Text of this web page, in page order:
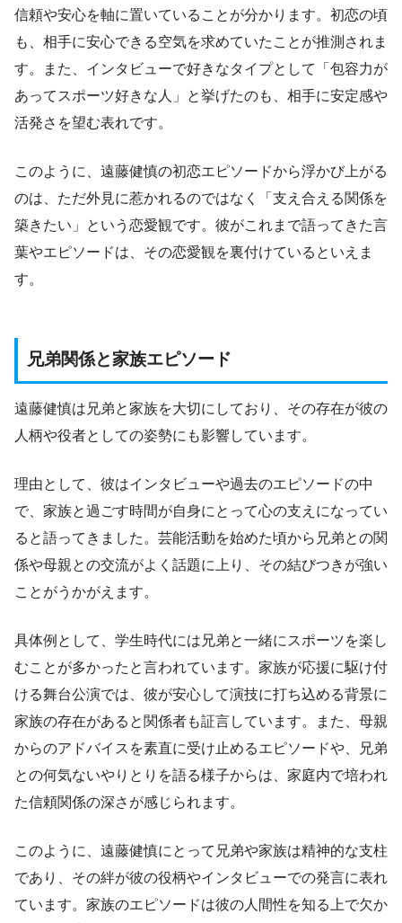
信頼や安心を軸に置いていることが分かります。初恋の頃
も、相手に安心できる空気を求めていたことが推測されま
す。また、インタビューで好きなタイプとして「包容力が
あってスポーツ好きな人」と挙げたのも、相手に安定感や
活発さを望む表れです。
このように、遠藤健慎の初恋エピソードから浮かび上がる
のは、ただ外見に惹かれるのではなく「支え合える関係を
築きたい」という恋愛観です。彼がこれまで語ってきた言
葉やエピソードは、その恋愛観を裏付けているといえま
す。
兄弟関係と家族エピソード
遠藤健慎は兄弟と家族を大切にしており、その存在が彼の
人柄や役者としての姿勢にも影響しています。
理由として、彼はインタビューや過去のエピソードの中
で、家族と過ごす時間が自身にとって心の支えになってい
ると語ってきました。芸能活動を始めた頃から兄弟との関
係や母親との交流がよく話題に上り、その結びつきが強い
ことがうかがえます。
具体例として、学生時代には兄弟と一緒にスポーツを楽し
むことが多かったと言われています。家族が応援に駆け付
ける舞台公演では、彼が安心して演技に打ち込める背景に
家族の存在があると関係者も証言しています。また、母親
からのアドバイスを素直に受け止めるエピソードや、兄弟
との何気ないやりとりを語る様子からは、家庭内で培われ
た信頼関係の深さが感じられます。
このように、遠藤健慎にとって兄弟や家族は精神的な支柱
であり、その絆が彼の役柄やインタビューでの発言に表れ
ています。家族のエピソードは彼の人間性を知る上で欠か